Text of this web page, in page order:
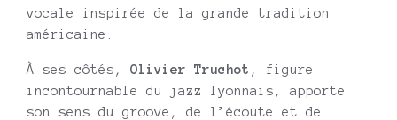
vocale inspirée de la grande tradition
américaine.
À ses côtés, Olivier Truchot , figure
incontournable du jazz lyonnais, apporte
son sens du groove, de l’écoute et de